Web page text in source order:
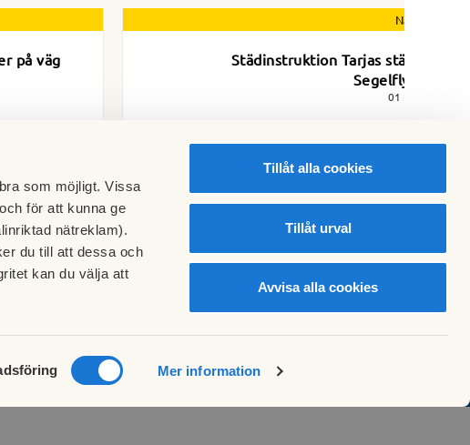
som möjligt. Vissa
för att kunna ge
nätreklam).
du till att dessa och
kan du välja att
Mer information
Tillåt alla cookies
Tillåt urval
Avvisa alla cookies
på väg
Nästa nyhet
Städinstruktion Tarjas städ - Brf
Segelflygaren
01 maj 2026
här